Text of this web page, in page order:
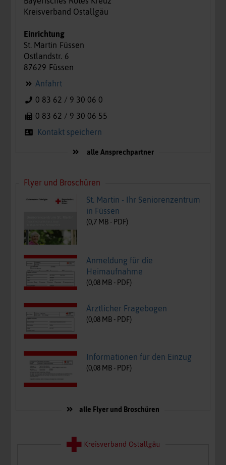
Kreisverband Ostallgäu
Einrichtung
St. Martin Füssen
Ostlandstr. 6
87629 Füssen
Anfahrt
0 83 62 / 9 30 06 0
0 83 62 / 9 30 06 55
Kontakt speichern
alle Ansprechpartner
Flyer und Broschüren
St. Martin - Ihr Seniorenzentrum
in Füssen
(0,7 MB - PDF)
Anmeldung für die
Heimaufnahme
(0,08 MB - PDF)
Ärztlicher Fragebogen
(0,08 MB - PDF)
Informationen für den Einzug
(0,08 MB - PDF)
alle Flyer und Broschüren